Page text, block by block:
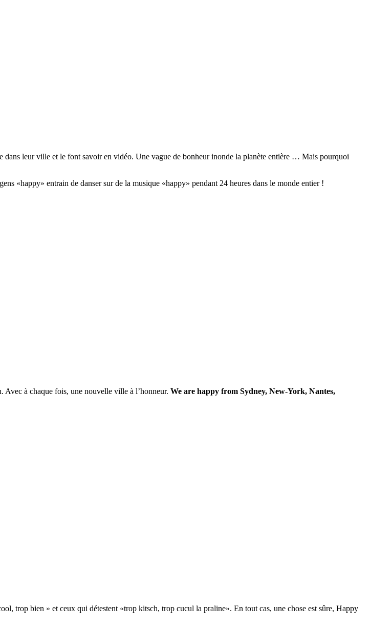
dans leur ville et le font savoir en vidéo. Une vague de bonheur inonde la planète entière … Mais pourquoi
«happy» entrain de danser sur de la musique «happy» pendant 24 heures dans le monde entier !
Avec à chaque fois, une nouvelle ville à l’honneur. We are happy from Sydney, New-York, Nantes,
trop bien » et ceux qui détestent «trop kitsch, trop cucul la praline». En tout cas, une chose est sûre, Happy